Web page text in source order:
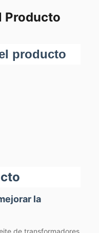
Producto
producto
la